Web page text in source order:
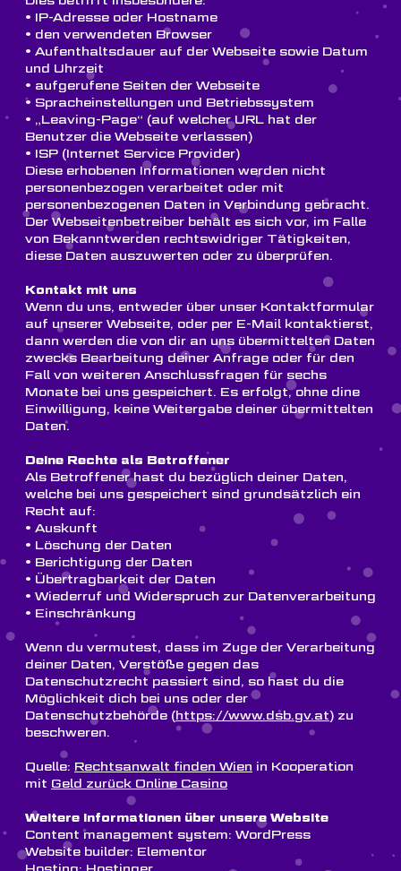
• IP-Adresse oder Hostname
• den verwendeten Browser
• Aufenthaltsdauer auf der Webseite sowie Datum
und Uhrzeit
• aufgerufene Seiten der Webseite
• Spracheinstellungen und Betriebssystem
• „Leaving-Page“ (auf welcher URL hat der
Benutzer die Webseite verlassen)
• ISP (Internet Service Provider)
Diese erhobenen Informationen werden nicht
personenbezogen verarbeitet oder mit
personenbezogenen Daten in Verbindung gebracht.
Der Webseitenbetreiber behält es sich vor, im Falle
von Bekanntwerden rechtswidriger Tätigkeiten,
diese Daten auszuwerten oder zu überprüfen.
Kontakt mit uns
Wenn du uns, entweder über unser Kontaktformular
auf unserer Webseite, oder per E-Mail kontaktierst,
dann werden die von dir an uns übermittelten Daten
zwecks Bearbeitung deiner Anfrage oder für den
Fall von weiteren Anschlussfragen für sechs
Monate bei uns gespeichert. Es erfolgt, ohne dine
Einwilligung, keine Weitergabe deiner übermittelten
Daten.
Deine Rechte als Betroffener
Als Betroffener hast du bezüglich deiner Daten,
welche bei uns gespeichert sind grundsätzlich ein
Recht auf:
• Auskunft
• Löschung der Daten
• Berichtigung der Daten
• Übertragbarkeit der Daten
• Wiederruf und Widerspruch zur Datenverarbeitung
• Einschränkung
Wenn du vermutest, dass im Zuge der Verarbeitung
deiner Daten, Verstöße gegen das
Datenschutzrecht passiert sind, so hast du die
Möglichkeit dich bei uns oder der
Datenschutzbehörde (https://www.dsb.gv.at) zu
beschweren.
Quelle: Rechtsanwalt finden Wien in Kooperation
mit Geld zurück Online Casino
Weitere Informationen über unsere Website
Content management system: WordPress
Website builder: Elementor
Hosting: Hostinger